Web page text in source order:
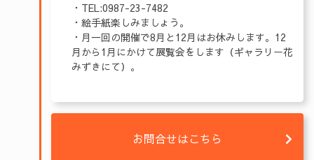
・TEL:0987-23-7482
・絵手紙楽しみましょう。
・月一回の開催で8月と12月はお休みします。12
月から1月にかけて展覧会をします（ギャラリー花
みずきにて）。
お問合せはこちら